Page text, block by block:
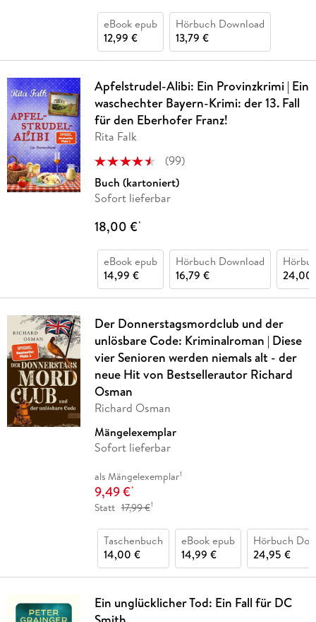
eBook epub
12,99 €
Hörbuch Download
13,79 €
Apfelstrudel-Alibi: Ein Provinzkrimi | Ein
waschechter Bayern-Krimi: der 13. Fall
für den Eberhofer Franz!
Rita Falk
(99)
Buch (kartoniert)
Sofort lieferbar
18,00 €*
eBook epub
14,99 €
Hörbuch Download
16,79 €
24,00
Der Donnerstagsmordclub und der
unlösbare Code: Kriminalroman | Diese
vier Senioren werden niemals alt - der
neue Hit von Bestsellerautor Richard
Osman
Richard Osman
Mängelexemplar
Sofort lieferbar
als Mängelexemplar1
9,49 €*
Statt 17,99 €1
Taschenbuch
14,00 €
eBook epub
14,99 €
Hörbuch
24,95 €
Ein unglücklicher Tod: Ein Fall für DC